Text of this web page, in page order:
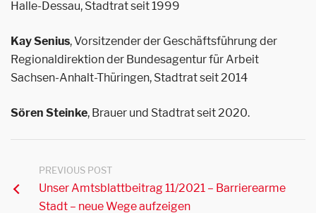
Halle-Dessau, Stadtrat seit 1999
Kay Senius, Vorsitzender der Geschäftsführung der
Regionaldirektion der Bundesagentur für Arbeit
Sachsen-Anhalt-Thüringen, Stadtrat seit 2014
Sören Steinke, Brauer und Stadtrat seit 2020.
PREVIOUS POST
Unser Amtsblattbeitrag 11/2021 – Barrierearme
Stadt – neue Wege aufzeigen